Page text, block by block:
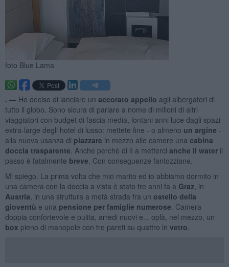
foto Blue Lama
. — Ho deciso di lanciare un accorato appello agli albergatori di
tutto il globo. Sono sicura di parlare a nome di milioni di altri
viaggiatori con budget di fascia media, lontani anni luce dagli spazi
extra-large degli hotel di lusso: mettete fine - o almeno un argine -
alla nuova usanza di piazzare in mezzo alle camere una cabina
doccia trasparente . Anche perchè di lì a metterci anche il wateril
passo è fatalmente breve . Con conseguenze fantozziane.
Mi spiego. La prima volta che mio marito ed io abbiamo dormito in
una camera con la doccia a vista è stato tre anni fa a Graz , in
Austria , in una struttura a metà strada fra un ostello della
gioventù e una pensione per famiglie numerose . Camera
doppia confortevole e pulita, arredi nuovi e... oplà, nel mezzo, un
box pieno di manopole con tre pareti su quattro in vetro